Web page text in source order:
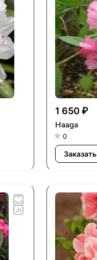
1 650 ₽
Haaga
0
Заказать